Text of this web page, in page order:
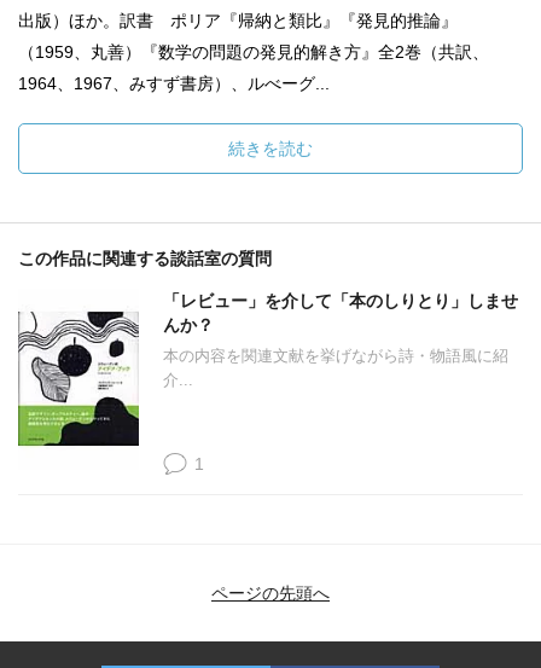
出版）ほか。訳書 ポリア『帰納と類比』『発見的推論』
（1959、丸善）『数学の問題の発見的解き方』全2巻（共訳、
1964、1967、みすず書房）、ルべーグ...
続きを読む
この作品に関連する談話室の質問
「レビュー」を介して「本のしりとり」しませ
んか？
本の内容を関連文献を挙げながら詩・物語風に紹
介...
1
ページの先頭へ